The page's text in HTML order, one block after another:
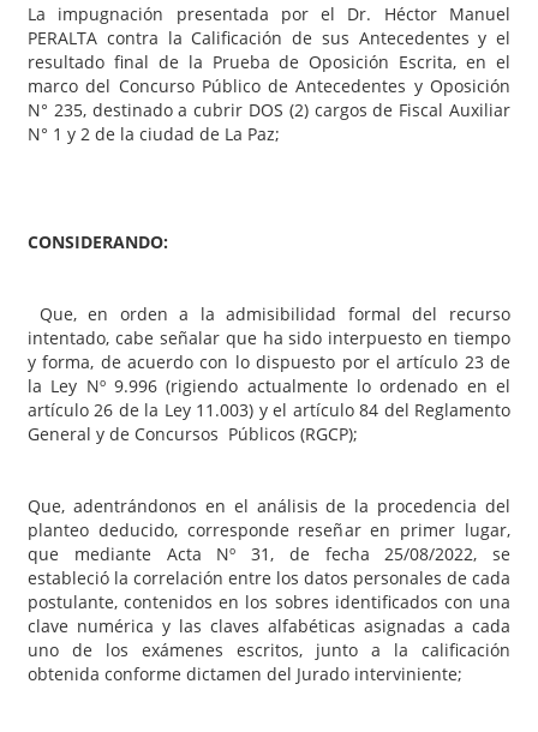
La impugnación presentada por el Dr. Héctor Manuel
PERALTA contra la Calificación de sus Antecedentes y el
resultado final de la Prueba de Oposición Escrita, en el
marco del Concurso Público de Antecedentes y Oposición
N° 235, destinado a cubrir DOS (2) cargos de Fiscal Auxiliar
N° 1 y 2 de la ciudad de La Paz;
CONSIDERANDO:
Que, en orden a la admisibilidad formal del recurso
intentado, cabe señalar que ha sido interpuesto en tiempo
y forma, de acuerdo con lo dispuesto por el artículo 23 de
la Ley Nº 9.996 (rigiendo actualmente lo ordenado en el
artículo 26 de la Ley 11.003) y el artículo 84 del Reglamento
General y de Concursos Públicos (RGCP);
Que, adentrándonos en el análisis de la procedencia del
planteo deducido, corresponde reseñar en primer lugar,
que mediante Acta Nº 31, de fecha 25/08/2022, se
estableció la correlación entre los datos personales de cada
postulante, contenidos en los sobres identificados con una
clave numérica y las claves alfabéticas asignadas a cada
uno de los exámenes escritos, junto a la calificación
obtenida conforme dictamen del Jurado interviniente;